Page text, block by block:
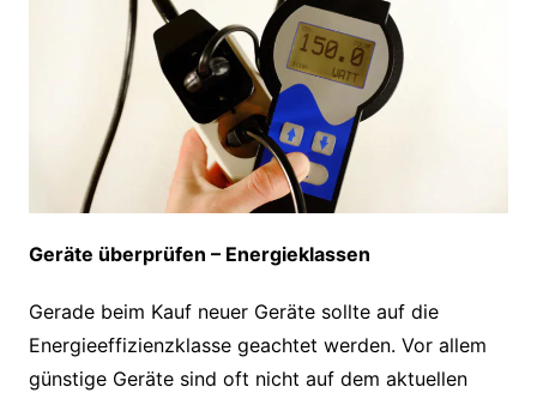
Geräte überprüfen – Energieklassen
Gerade beim Kauf neuer Geräte sollte auf die
Energieeffizienzklasse geachtet werden. Vor allem
günstige Geräte sind oft nicht auf dem aktuellen